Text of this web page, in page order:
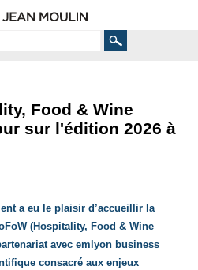
Rechercher
Food & Wine
sur l'édition 2026 à
a eu le plaisir d’accueillir la
(Hospitality, Food & Wine
avec emlyon business
consacré aux enjeux